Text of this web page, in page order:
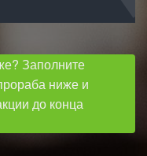
Заполните
ниже и
до конца